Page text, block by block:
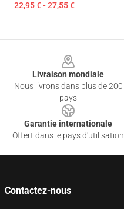
22,95 € - 27,55 €
Livraison mondiale
Nous livrons dans plus de 200
pays
Garantie internationale
Offert dans le pays d'utilisation
Contactez-nous